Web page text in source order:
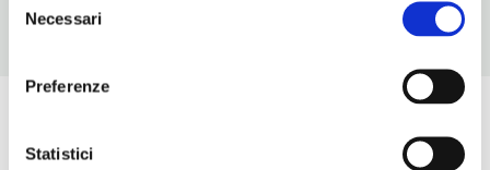
delNecessari
Preferenze
Statistici